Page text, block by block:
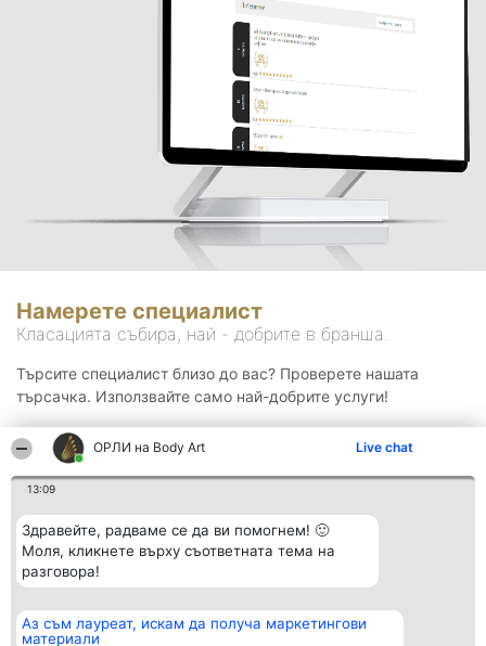
ОРЛИ на Body Art Live chat
13:09
Здравейте, радваме се да ви помогнем! 🙂
Моля, кликнете върху съответната тема на
разговора!
Аз съм лауреат, искам да получа маркетингови
материали
Намерете специалист
Класацията събира, най - добрите в бранша.
Търсите специалист близо до вас? Проверете нашата
търсачка. Използвайте само най-добрите услуги!
Организатор на
класиране
Класация Контакти